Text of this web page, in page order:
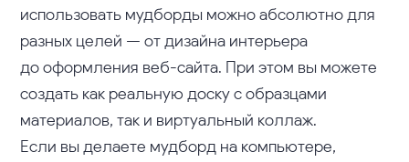
использовать мудборды можно абсолютно для
разных целей — от дизайна интерьера
до оформления веб-сайта. При этом вы можете
создать как реальную доску с образцами
материалов, так и виртуальный коллаж.
Если вы делаете мудборд на компьютере,